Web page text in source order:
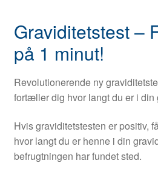
Graviditetstest –
på 1 minut!
Revolutionerende ny
fortæller dig hvor langt du er i din
Hvis graviditetstesten er positiv,
hvor langt du er henne i din
befrugtningen har fundet sted.